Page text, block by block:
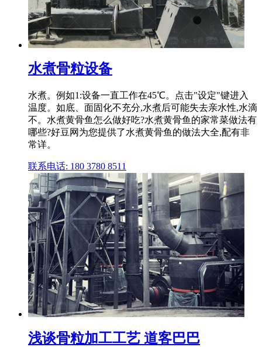
水煮骨粒设备
水煮。例如1:设备一直工作在45℃。点击"设定"键进入
温度。如底、面固化不充分,水煮后可能失去亲水性,水滴
不。水煮黄骨鱼怎么做好吃?水煮黄骨鱼的家常菜做法有
哪些?好豆网为您提供了水煮黄骨鱼的做法大全,配有非
常详。
联系电话: 180 3780 8511
浅谈骨粒加工工艺 道客巴巴